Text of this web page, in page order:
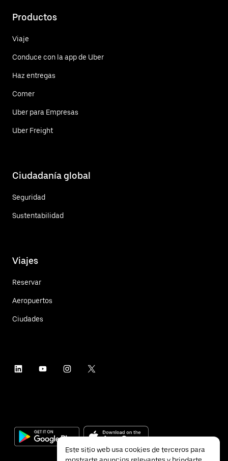
Productos
Viaje
Conduce con la app de Uber
Haz entregas
Comer
Uber para Empresas
Uber Freight
Ciudadanía global
Seguridad
Sustentabilidad
Viajes
Reservar
Aeropuertos
Ciudades
Este sitio web usa cookies de terceros para